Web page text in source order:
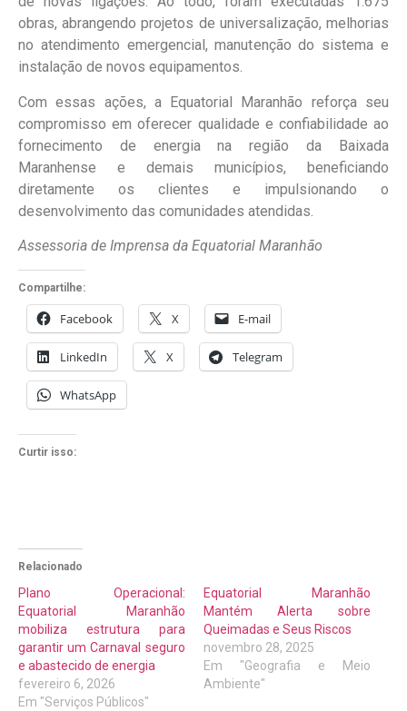
obras, abrangendo projetos de universalização, melhorias
no atendimento emergencial, manutenção do sistema e
instalação de novos equipamentos.
Com essas ações, a Equatorial Maranhão reforça seu
compromisso em oferecer qualidade e confiabilidade ao
fornecimento de energia na região da Baixada
Maranhense e demais municípios, beneficiando
diretamente os clientes e impulsionando o
desenvolvimento das comunidades atendidas.
Assessoria de Imprensa da Equatorial Maranhão
Compartilhe:
Facebook X E-mail
LinkedIn X Telegram
WhatsApp
Curtir isso:
Relacionado
Plano Operacional:
Equatorial Maranhão
mobiliza estrutura para
garantir um Carnaval seguro
e abastecido de energia
fevereiro 6, 2026
Em "Serviços Públicos"
Equatorial Maranhão
Mantém Alerta sobre
Queimadas e Seus Riscos
novembro 28, 2025
Em "Geografia e Meio
Ambiente"